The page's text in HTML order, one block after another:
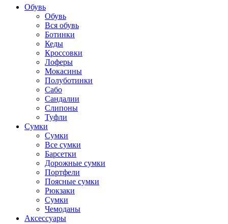
Обувь
Обувь
Вся обувь
Ботинки
Кеды
Кроссовки
Лоферы
Мокасины
Полуботинки
Сабо
Сандалии
Слипоны
Туфли
Сумки
Сумки
Все сумки
Барсетки
Дорожные сумки
Портфели
Поясные сумки
Рюкзаки
Сумки
Чемоданы
Аксессуары